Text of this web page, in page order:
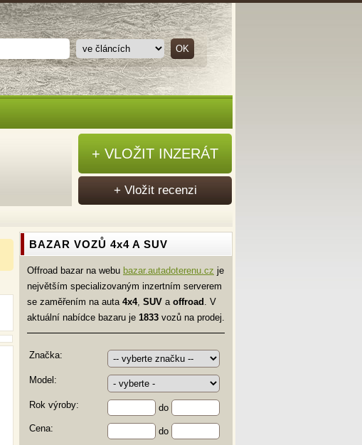
BAZAR VOZŮ 4x4 A SUV
Offroad bazar na webu bazar.autadoterenu.cz je
největším specializovaným inzertním serverem
se zaměřením na auta 4x4, SUV a offroad . V
aktuální nabídce bazaru je 1833 vozů na prodej.
Značka:
Model:
Rok výroby:
do
Cena:
do
+ VLOŽIT INZERÁT
+ Vložit recenzi